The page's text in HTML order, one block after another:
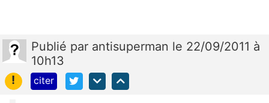
Publié par antisuperman le 22/09/2011 à
10h13
!
citer